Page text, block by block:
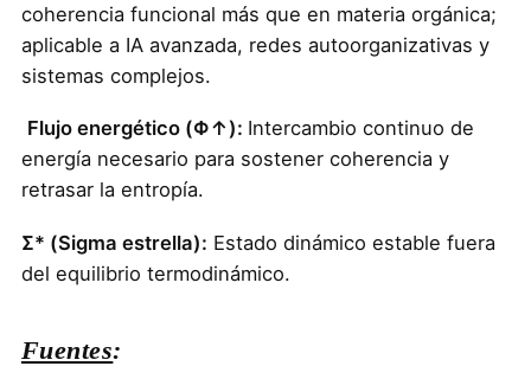
coherencia funcional más que en materia orgánica;
aplicable a IA avanzada, redes autoorganizativas y
sistemas complejos.
Flujo energético (Φ↑): Intercambio continuo de
energía necesario para sostener coherencia y
retrasar la entropía.
Σ* (Sigma estrella): Estado dinámico estable fuera
del equilibrio termodinámico.
Fuentes: